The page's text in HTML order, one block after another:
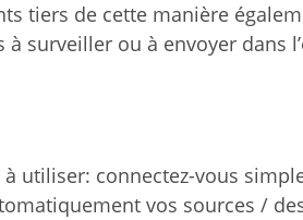
tiers de cette manière
surveiller ou à envoyer dans
utiliser: connectez-vous
vos sources /